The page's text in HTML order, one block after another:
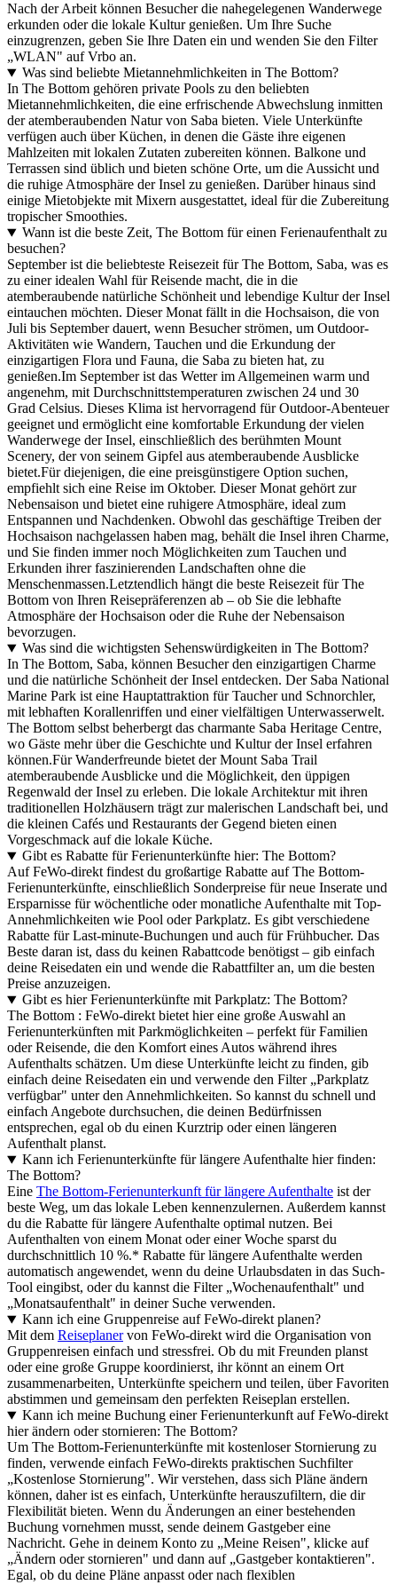
Nach der Arbeit können Besucher die nahegelegenen Wanderwege
erkunden oder die lokale Kultur genießen. Um Ihre Suche
einzugrenzen, geben Sie Ihre Daten ein und wenden Sie den Filter
„WLAN" auf Vrbo an.
Was sind beliebte Mietannehmlichkeiten in The Bottom?
In The Bottom gehören private Pools zu den beliebten
Mietannehmlichkeiten, die eine erfrischende Abwechslung inmitten
der atemberaubenden Natur von Saba bieten. Viele Unterkünfte
verfügen auch über Küchen, in denen die Gäste ihre eigenen
Mahlzeiten mit lokalen Zutaten zubereiten können. Balkone und
Terrassen sind üblich und bieten schöne Orte, um die Aussicht und
die ruhige Atmosphäre der Insel zu genießen. Darüber hinaus sind
einige Mietobjekte mit Mixern ausgestattet, ideal für die Zubereitung
tropischer Smoothies.
Wann ist die beste Zeit, The Bottom für einen Ferienaufenthalt zu
besuchen?
September ist die beliebteste Reisezeit für The Bottom, Saba, was es
zu einer idealen Wahl für Reisende macht, die in die
atemberaubende natürliche Schönheit und lebendige Kultur der Insel
eintauchen möchten. Dieser Monat fällt in die Hochsaison, die von
Juli bis September dauert, wenn Besucher strömen, um Outdoor-
Aktivitäten wie Wandern, Tauchen und die Erkundung der
einzigartigen Flora und Fauna, die Saba zu bieten hat, zu
genießen.Im September ist das Wetter im Allgemeinen warm und
angenehm, mit Durchschnittstemperaturen zwischen 24 und 30
Grad Celsius. Dieses Klima ist hervorragend für Outdoor-Abenteuer
geeignet und ermöglicht eine komfortable Erkundung der vielen
Wanderwege der Insel, einschließlich des berühmten Mount
Scenery, der von seinem Gipfel aus atemberaubende Ausblicke
bietet.Für diejenigen, die eine preisgünstigere Option suchen,
empfiehlt sich eine Reise im Oktober. Dieser Monat gehört zur
Nebensaison und bietet eine ruhigere Atmosphäre, ideal zum
Entspannen und Nachdenken. Obwohl das geschäftige Treiben der
Hochsaison nachgelassen haben mag, behält die Insel ihren Charme,
und Sie finden immer noch Möglichkeiten zum Tauchen und
Erkunden ihrer faszinierenden Landschaften ohne die
Menschenmassen.Letztendlich hängt die beste Reisezeit für The
Bottom von Ihren Reisepräferenzen ab – ob Sie die lebhafte
Atmosphäre der Hochsaison oder die Ruhe der Nebensaison
bevorzugen.
Was sind die wichtigsten Sehenswürdigkeiten in The Bottom?
In The Bottom, Saba, können Besucher den einzigartigen Charme
und die natürliche Schönheit der Insel entdecken. Der Saba National
Marine Park ist eine Hauptattraktion für Taucher und Schnorchler,
mit lebhaften Korallenriffen und einer vielfältigen Unterwasserwelt.
The Bottom selbst beherbergt das charmante Saba Heritage Centre,
wo Gäste mehr über die Geschichte und Kultur der Insel erfahren
können.Für Wanderfreunde bietet der Mount Saba Trail
atemberaubende Ausblicke und die Möglichkeit, den üppigen
Regenwald der Insel zu erleben. Die lokale Architektur mit ihren
traditionellen Holzhäusern trägt zur malerischen Landschaft bei, und
die kleinen Cafés und Restaurants der Gegend bieten einen
Vorgeschmack auf die lokale Küche.
Gibt es Rabatte für Ferienunterkünfte hier: The Bottom?
Auf FeWo-direkt findest du großartige Rabatte auf The Bottom-
Ferienunterkünfte, einschließlich Sonderpreise für neue Inserate und
Ersparnisse für wöchentliche oder monatliche Aufenthalte mit Top-
Annehmlichkeiten wie Pool oder Parkplatz. Es gibt verschiedene
Rabatte für Last-minute-Buchungen und auch für Frühbucher. Das
Beste daran ist, dass du keinen Rabattcode benötigst – gib einfach
deine Reisedaten ein und wende die Rabattfilter an, um die besten
Preise anzuzeigen.
Gibt es hier Ferienunterkünfte mit Parkplatz: The Bottom?
The Bottom : FeWo-direkt bietet hier eine große Auswahl an
Ferienunterkünften mit Parkmöglichkeiten – perfekt für Familien
oder Reisende, die den Komfort eines Autos während ihres
Aufenthalts schätzen. Um diese Unterkünfte leicht zu finden, gib
einfach deine Reisedaten ein und verwende den Filter „Parkplatz
verfügbar" unter den Annehmlichkeiten. So kannst du schnell und
einfach Angebote durchsuchen, die deinen Bedürfnissen
entsprechen, egal ob du einen Kurztrip oder einen längeren
Aufenthalt planst.
Kann ich Ferienunterkünfte für längere Aufenthalte hier finden:
The Bottom?
Eine The Bottom-Ferienunterkunft für längere Aufenthalte ist der
beste Weg, um das lokale Leben kennenzulernen. Außerdem kannst
du die Rabatte für längere Aufenthalte optimal nutzen. Bei
Aufenthalten von einem Monat oder einer Woche sparst du
durchschnittlich 10 %.* Rabatte für längere Aufenthalte werden
automatisch angewendet, wenn du deine Urlaubsdaten in das Such-
Tool eingibst, oder du kannst die Filter „Wochenaufenthalt" und
„Monatsaufenthalt" in deiner Suche verwenden.
Kann ich eine Gruppenreise auf FeWo-direkt planen?
Mit dem Reiseplanervon FeWo-direkt wird die Organisation von
Gruppenreisen einfach und stressfrei. Ob du mit Freunden planst
oder eine große Gruppe koordinierst, ihr könnt an einem Ort
zusammenarbeiten, Unterkünfte speichern und teilen, über Favoriten
abstimmen und gemeinsam den perfekten Reiseplan erstellen.
Kann ich meine Buchung einer Ferienunterkunft auf FeWo-direkt
hier ändern oder stornieren: The Bottom?
Um The Bottom-Ferienunterkünfte mit kostenloser Stornierung zu
finden, verwende einfach FeWo-direkts praktischen Suchfilter
„Kostenlose Stornierung". Wir verstehen, dass sich Pläne ändern
können, daher ist es einfach, Unterkünfte herauszufiltern, die dir
Flexibilität bieten. Wenn du Änderungen an einer bestehenden
Buchung vornehmen musst, sende deinem Gastgeber eine
Nachricht. Gehe in deinem Konto zu „Meine Reisen", klicke auf
„Ändern oder stornieren" und dann auf „Gastgeber kontaktieren".
Egal, ob du deine Pläne anpasst oder nach flexiblen